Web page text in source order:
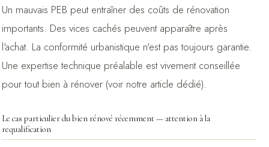
Un mauvais PEB peut entraîner des coûts de rénovation
importants. Des vices cachés peuvent apparaître après
l'achat. La conformité urbanistique n'est pas toujours garantie.
Une expertise technique préalable est vivement conseillée
pour tout bien à rénover (voir notre article dédié).
Le cas particulier du bien rénové récemment — attention à la
requalification